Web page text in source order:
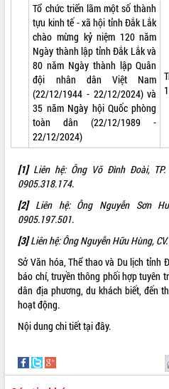
Khơi thông điểm nghẽn, đẩy nhanh
giải ngân vốn khắc phục thiên tai
HĐND tỉnh thông qua điều chỉnh Quy
hoạch tỉnh thời kỳ 2021-2030
Hội thảo góp ý hồ sơ điều chỉnh quy
hoạch tỉnh Đắk Lắk thời kỳ 2021-2030,
tầm nhìn đến năm 2050
Nâng cao hiệu quả hoạt động của các
doanh nghiệp nhà nước
truyền số liệu chuyên dùng phục vụ cơ
quan Đảng, Nhà nước
Lễ phát động chuỗi hoạt động chung
tay làm sạch môi trường
công tác cải cách hành chính mô hình
mới
UBND tỉnh họp báo định kỳ tháng 4
năm 2026
Hội thảo khoa học “Giải pháp thúc đẩy
phát triển nền kinh tế xanh tại tỉnh
Tăng cường giám sát, đôn đốc thực
hiện nhiệm vụ quản lý tài sản công
hàng tuần
Tổ chức triển lãm một số thành
tựu kinh tế - xã hội tỉnh Đắk Lắk
chào mừng kỷ niệm 120 năm
Ngày thành lập tỉnh Đắk Lắk và
80 năm Ngày thành lập Quân
đội nhân dân Việt Nam
(22/12/1944 - 22/12/2024) và
35 năm Ngày hội Quốc phòng
toàn dân (22/12/1989 -
22/12/2024)
[1]Liên hệ: Ông Võ Đình Đoài,
0905.318.174.
[2]Liên hệ: Ông Nguyễn Sơn
0905.197.501.
[3]Liên hệ: Ông Nguyễn Hữu Hùng,
Sở Văn hóa, Thể thao và Du lịch tỉnh
báo chí, truyền thông phối hợp tuyên
dân địa phương, du khách biết, đến
hoạt động.
Nội dung chi tiếttại đây.